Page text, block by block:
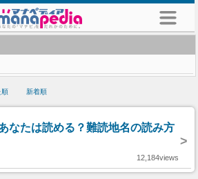
順 新着順
なたは読める？難読地名の読み方
>
12,184views